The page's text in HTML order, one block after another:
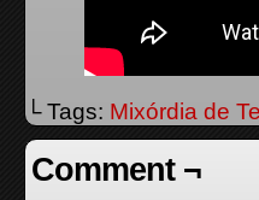
└ Tags: Mixórdia de
Comment ¬